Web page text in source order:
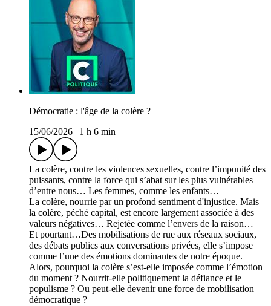
Démocratie : l'âge de la colère ?
15/06/2026
1 h 6 min
La colère, contre les violences sexuelles, contre l’impunité des
puissants, contre la force qui s’abat sur les plus vulnérables
d’entre nous… Les femmes, comme les enfants…
La colère, nourrie par un profond sentiment d'injustice. Mais
la colère, péché capital, est encore largement associée à des
valeurs négatives… Rejetée comme l’envers de la raison…
Et pourtant…Des mobilisations de rue aux réseaux sociaux,
des débats publics aux conversations privées, elle s’impose
comme l’une des émotions dominantes de notre époque.
Alors, pourquoi la colère s’est-elle imposée comme l’émotion
du moment ? Nourrit-elle politiquement la défiance et le
populisme ? Ou peut-elle devenir une force de mobilisation
démocratique ?